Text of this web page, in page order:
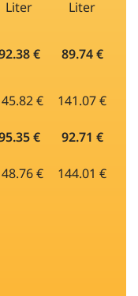
Liter
Liter
€ 89.74 €
€ 141.07 €
€ 92.71 €
€ 144.01 €